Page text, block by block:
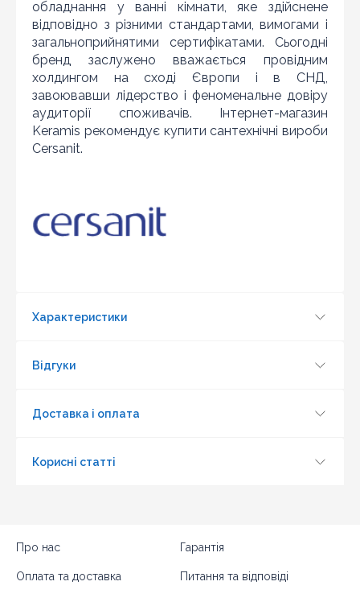
обладнання у ванні кімнати, яке здійснене
відповідно з різними стандартами, вимогами і
загальноприйнятими сертифікатами. Сьогодні
бренд заслужено вважається провідним
холдингом на сході Європи і в СНД,
завоювавши лідерство і феноменальне довіру
аудиторії споживачів. Інтернет-магазин
Keramis рекомендує купити сантехнічні вироби
Cersanit.
Характеристики
Відгуки
Доставка і оплата
Корисні статті
Оновити капчу
Про нас Гарантія
Оплата та доставка Питання та відповіді